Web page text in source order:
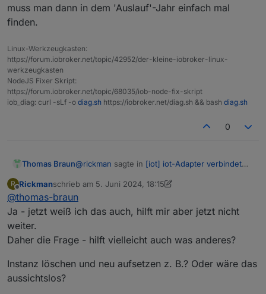
muss man dann in dem 'Auslauf'-Jahr einfach mal
finden.
Linux-Werkzeugkasten:
https://forum.iobroker.net/topic/42952/der-kleine-iobroker-linux-
werkzeugkasten
NodeJS Fixer Skript:
https://forum.iobroker.net/topic/68035/iob-node-fix-skript
iob_diag: curl -sLf -o diag.sh https://iobroker.net/diag.sh && bash diag.sh
0
Thomas Braun@rickman sagte in [iot] iot-Adapter verbindet
Moment die Zeit.
Dafür gibt es die eigentlich sehr langen
Zeit muss man dann in dem 'Auslauf'-Jahr
R
Offline
Rickmanschrieb am 5. Juni 2024, 18:15
zuletzt editiert von Rickman6. Mai 2024, 21:24
@thomas-braun
Ja - jetzt weiß ich das auch, hilft mir aber jetzt nicht
weiter.
Daher die Frage - hilft vielleicht auch was anderes?
Instanz löschen und neu aufsetzen z. B.? Oder wäre das
aussichtslos?